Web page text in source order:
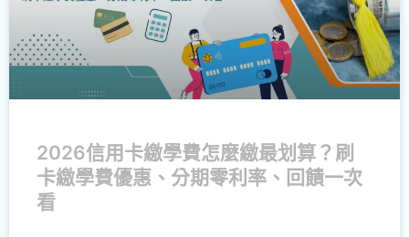
2026信用卡繳學費怎麼繳最划算？刷
卡繳學費優惠、分期零利率、回饋一次
看